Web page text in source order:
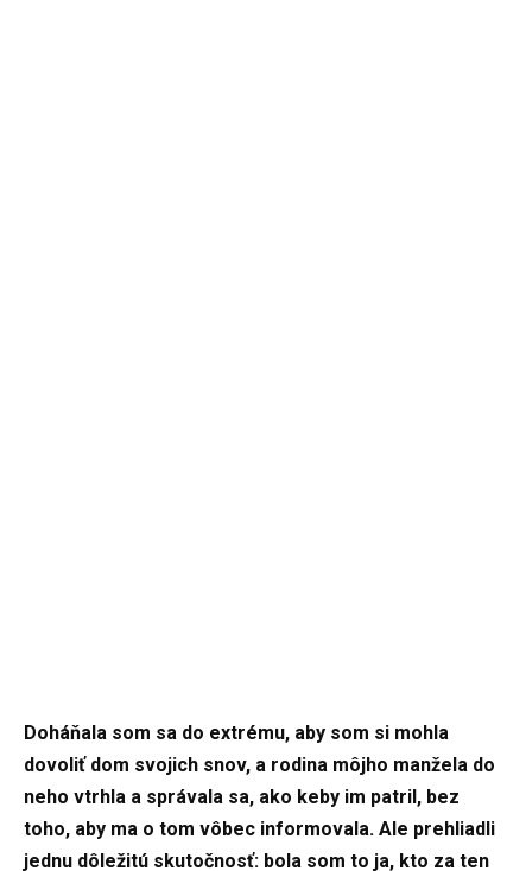
Doháňala som sa do extrému, aby som si mohla
dovoliť dom svojich snov, a rodina môjho manžela do
neho vtrhla a správala sa, ako keby im patril, bez
toho, aby ma o tom vôbec informovala. Ale prehliadli
jednu dôležitú skutočnosť: bola som to ja, kto za ten